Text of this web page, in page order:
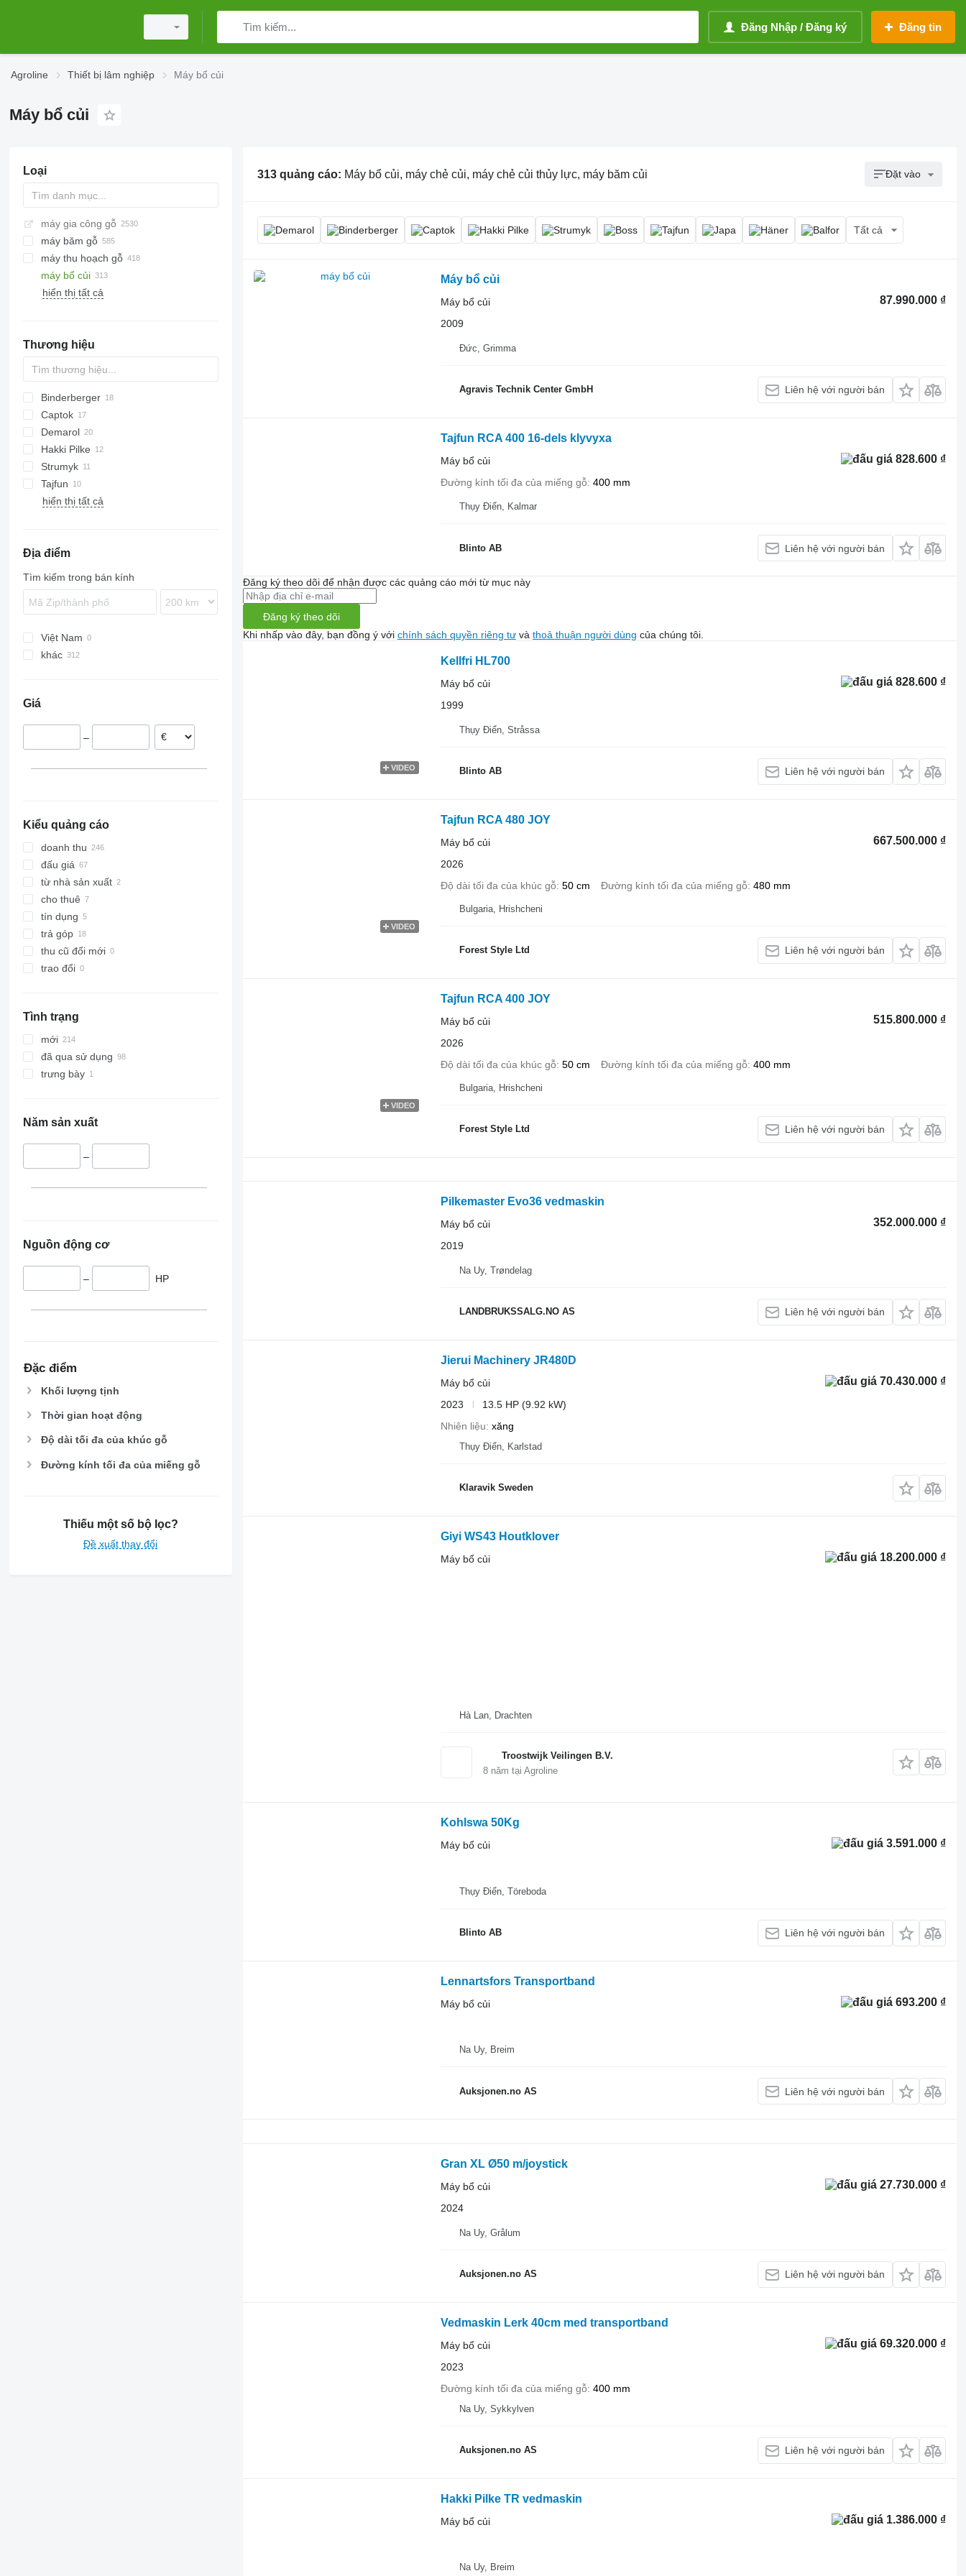
Đăng Nhập / Đăng ký Đăng tin
Agroline Thiết bị lâm nghiệp Máy bổ củi
Máy bổ củi
Loại
máy gia công gỗ
máy băm gỗ
máy thu hoạch gỗ
máy bổ củi
máy cưa xích chạy xăng
hiển thị tất cả
Thương hiệu
Binderberger
Captok
CK
Demarol
Tajga
Hakki Pilke
38 PRO
43 PRO
Eagle
LS
CS
SAF
STX
OL
Strumyk
Tajfun
RCA
Woodcracker
hiển thị tất cả
Địa điểm
Tìm kiếm trong bán kính
Việt Nam
khác
Vương quốc Anh
Hà Lan
Giá
–
Kiểu quảng cáo
doanh thu
đấu giá
từ nhà sản xuất
cho thuê
tín dụng
trả góp
thu cũ đổi mới
trao đổi
Tình trạng
mới
đã qua sử dụng
trưng bày
Năm sản xuất
–
Nguồn động cơ
– HP
Đặc điểm
Khối lượng tịnh
Thời gian hoạt động
Độ dài tối đa của khúc gỗ
Đường kính tối đa của miếng gỗ
Thiếu một số bộ lọc?
Đề xuất thay đổi
313 quảng cáo: Máy bổ củi, máy chẻ củi, máy chẻ củi thủy lực, máy băm củi Đặt vào
Tất cả
Máy bổ củi
87.990.000 ₫
Máy bổ củi
2009
Đức, Grimma
Agravis Technik Center GmbH Liên hệ với người bán
Tajfun RCA 400 16-dels klyvyxa
828.600 ₫
Máy bổ củi
Đường kính tối đa của miếng gỗ 400 mm
Thụy Điển, Kalmar
Blinto AB Liên hệ với người bán
Đăng ký theo dõi để nhận được các quảng cáo mới từ mục này
Đăng ký theo dõi
Khi nhấp vào đây, bạn đồng ý với chính sách quyền riêng tưvà thoả thuận người dùng của chúng tôi.
VIDEO
Kellfri HL700
828.600 ₫
Máy bổ củi
1999
Thụy Điển, Stråssa
Blinto AB Liên hệ với người bán
VIDEO
Tajfun RCA 480 JOY
667.500.000 ₫
Máy bổ củi
2026
Độ dài tối đa của khúc gỗ 50 cm Đường kính tối đa của miếng gỗ 480 mm
Bulgaria, Hrishcheni
Forest Style Ltd Liên hệ với người bán
VIDEO
Tajfun RCA 400 JOY
515.800.000 ₫
Máy bổ củi
2026
Độ dài tối đa của khúc gỗ 50 cm Đường kính tối đa của miếng gỗ 400 mm
Bulgaria, Hrishcheni
Forest Style Ltd Liên hệ với người bán
Pilkemaster Evo36 vedmaskin
352.000.000 ₫
Máy bổ củi
2019
Na Uy, Trøndelag
LANDBRUKSSALG.NO AS Liên hệ với người bán
Jierui Machinery JR480D
70.430.000 ₫
Máy bổ củi
2023
13.5 HP (9.92 kW)
Nhiên liệu xăng
Thụy Điển, Karlstad
Klaravik Sweden
Giyi WS43 Houtklover
18.200.000 ₫
Máy bổ củi
Hà Lan, Drachten
Troostwijk Veilingen B.V.
8năm tại Agroline
Kohlswa 50Kg
3.591.000 ₫
Máy bổ củi
Thụy Điển, Töreboda
Blinto AB Liên hệ với người bán
Lennartsfors Transportband
693.200 ₫
Máy bổ củi
Na Uy, Breim
Auksjonen.no AS Liên hệ với người bán
Gran XL Ø50 m/joystick
27.730.000 ₫
Máy bổ củi
2024
Na Uy, Grålum
Auksjonen.no AS Liên hệ với người bán
Vedmaskin Lerk 40cm med transportband
69.320.000 ₫
Máy bổ củi
2023
Đường kính tối đa của miếng gỗ 400 mm
Na Uy, Sykkylven
Auksjonen.no AS Liên hệ với người bán
Hakki Pilke TR vedmaskin
1.386.000 ₫
Máy bổ củi
Na Uy, Breim